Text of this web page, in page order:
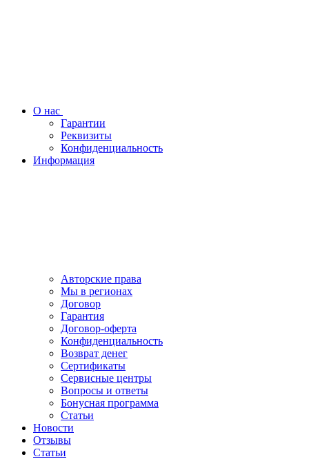
О нас
Гарантии
Реквизиты
Конфиденциальность
Информация
Авторские права
Мы в регионах
Договор
Гарантия
Договор-оферта
Конфиденциальность
Возврат денег
Сертификаты
Сервисные центры
Вопросы и ответы
Бонусная программа
Статьи
Новости
Отзывы
Статьи